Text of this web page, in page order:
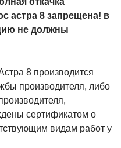
астра 8 запрещена! в
не должны
8 производится
производителя, либо
сертификатом о
видам работ у